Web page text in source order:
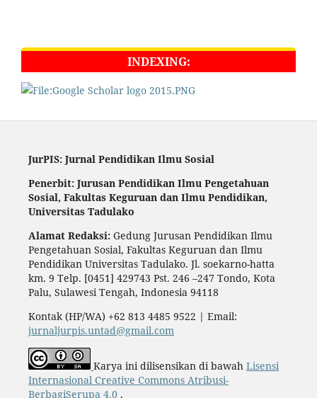
INDEXING:
JurPIS: Jurnal Pendidikan Ilmu Sosial
Penerbit: Jurusan Pendidikan Ilmu Pengetahuan
Sosial, Fakultas Keguruan dan Ilmu Pendidikan,
Universitas Tadulako
Alamat Redaksi:Gedung Jurusan Pendidikan Ilmu
Pengetahuan Sosial, Fakultas Keguruan dan Ilmu
Pendidikan Universitas Tadulako. Jl. soekarno-hatta
km. 9 Telp. [0451] 429743 Pst. 246 –247 Tondo, Kota
Palu, Sulawesi Tengah, Indonesia 94118
Kontak (HP/WA) +62 813 4485 9522 | Email:
jurnaljurpis.untad@gmail.com
Karya ini dilisensikan di bawah Lisensi
Internasional Creative Commons Atribusi-
BerbagiSerupa 4.0.